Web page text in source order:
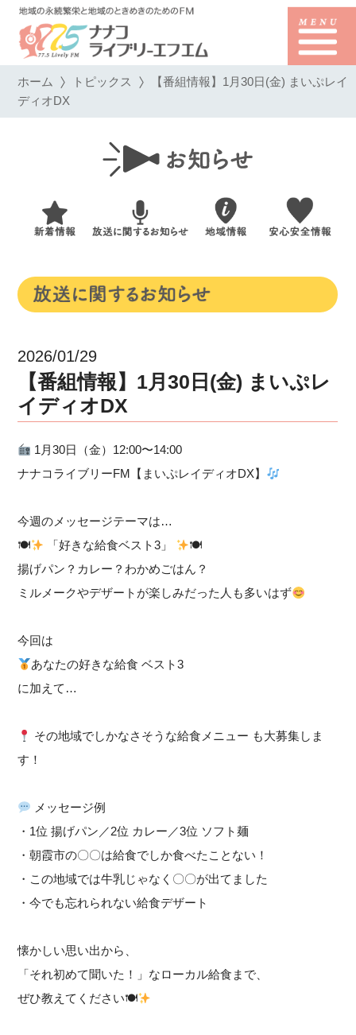
ホーム トピックス 【番組情報】1月30日(金) まいぷレイ
ディオDX
2026/01/29
【番組情報】1月30日(金) まいぷレ
イディオDX
1月30日（金）12:00〜14:00
ナナコライブリーFM【まいぷレイディオDX】
今週のメッセージテーマは…
🍽 「好きな給食ベスト3」 🍽
揚げパン？カレー？わかめごはん？
ミルメークやデザートが楽しみだった人も多いはず
今回は
あなたの好きな給食 ベスト3
に加えて…
その地域でしかなさそうな給食メニュー も大募集しま
す！
メッセージ例
・1位 揚げパン／2位 カレー／3位 ソフト麺
・朝霞市の〇〇は給食でしか食べたことない！
・この地域では牛乳じゃなく〇〇が出てました
・今でも忘れられない給食デザート
懐かしい思い出から、
「それ初めて聞いた！」なローカル給食まで、
ぜひ教えてください🍽